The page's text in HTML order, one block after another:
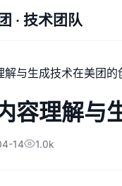
· 技术团队
容理解与
14 1.0k